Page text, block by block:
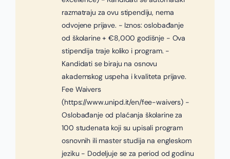
razmatraju za ovu stipendiju, nema
odvojene prijave. - Iznos: oslobađanje
od školarine + €8,000 godišnje - Ova
stipendija traje koliko i program. -
Kandidati se biraju na osnovu
akademskog uspeha i kvaliteta prijave.
Fee Waivers
(https://www.unipd.it/en/fee-waivers) -
Oslobađanje od plaćanja školarine za
100 studenata koji su upisali program
osnovnih ili master studija na engleskom
jeziku - Dodeljuje se za period od godinu